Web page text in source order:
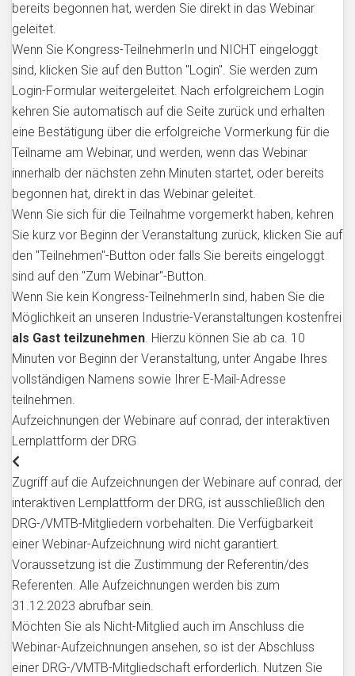
bereits begonnen hat, werden Sie direkt in das Webinar
geleitet.
Wenn Sie Kongress-TeilnehmerIn und NICHT eingeloggt
sind, klicken Sie auf den Button "Login". Sie werden zum
Login-Formular weitergeleitet. Nach erfolgreichem Login
kehren Sie automatisch auf die Seite zurück und erhalten
eine Bestätigung über die erfolgreiche Vormerkung für die
Teilname am Webinar, und werden, wenn das Webinar
innerhalb der nächsten zehn Minuten startet, oder bereits
begonnen hat, direkt in das Webinar geleitet.
Wenn Sie sich für die Teilnahme vorgemerkt haben, kehren
Sie kurz vor Beginn der Veranstaltung zurück, klicken Sie auf
den "Teilnehmen"-Button oder falls Sie bereits eingeloggt
sind auf den "Zum Webinar"-Button.
Wenn Sie kein Kongress-TeilnehmerIn sind, haben Sie die
Möglichkeit an unseren Industrie-Veranstaltungen kostenfrei
als Gast teilzunehmen. Hierzu können Sie ab ca. 10
Minuten vor Beginn der Veranstaltung, unter Angabe Ihres
vollständigen Namens sowie Ihrer E-Mail-Adresse
teilnehmen.
Aufzeichnungen der Webinare auf conrad, der interaktiven
Lernplattform der DRG
Zugriff auf die Aufzeichnungen der Webinare auf conrad, der
interaktiven Lernplattform der DRG, ist ausschließlich den
DRG-/VMTB-Mitgliedern vorbehalten. Die Verfügbarkeit
einer Webinar-Aufzeichnung wird nicht garantiert.
Voraussetzung ist die Zustimmung der Referentin/des
Referenten. Alle Aufzeichnungen werden bis zum
31.12.2023 abrufbar sein.
Möchten Sie als Nicht-Mitglied auch im Anschluss die
Webinar-Aufzeichnungen ansehen, so ist der Abschluss
einer DRG-/VMTB-Mitgliedschaft erforderlich. Nutzen Sie